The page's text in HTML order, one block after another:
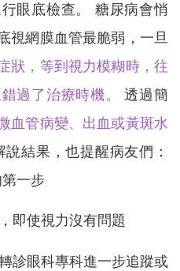
眼底檢查。 糖尿病會悄
視網膜血管最脆弱，一旦
狀，等到視力模糊時，往
過了治療時機。
透過簡
血管病變、出血或黃斑水
結果，也提醒病友們：
一步
即使視力沒有問題
診眼科專科進一步追蹤或